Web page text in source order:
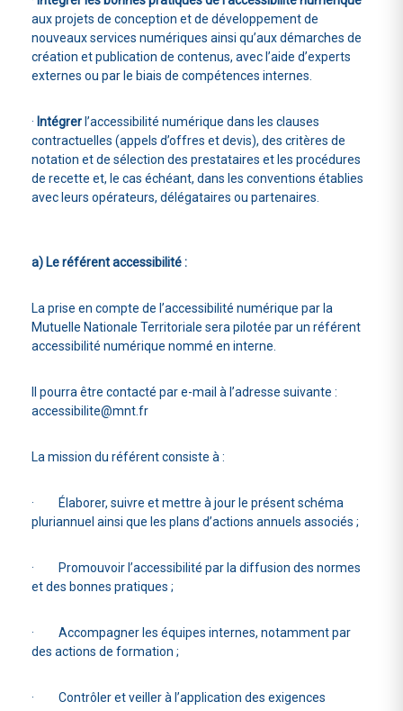
aux projets de conception et de développement de
nouveaux services numériques ainsi qu’aux démarches de
création et publication de contenus, avec l’aide d’experts
externes ou par le biais de compétences internes.
· Intégrer l’accessibilité numérique dans les clauses
contractuelles (appels d’offres et devis), des critères de
notation et de sélection des prestataires et les procédures
de recette et, le cas échéant, dans les conventions établies
avec leurs opérateurs, délégataires ou partenaires.
a) Le référent accessibilité :
La prise en compte de l’accessibilité numérique par la
Mutuelle Nationale Territoriale sera pilotée par un référent
accessibilité numérique nommé en interne.
Il pourra être contacté par e-mail à l’adresse suivante :
accessibilite@mnt.fr
La mission du référent consiste à :
· Élaborer, suivre et mettre à jour le présent schéma
pluriannuel ainsi que les plans d’actions annuels associés ;
· Promouvoir l’accessibilité par la diffusion des normes
et des bonnes pratiques ;
· Accompagner les équipes internes, notamment par
des actions de formation ;
· Contrôler et veiller à l’application des exigences